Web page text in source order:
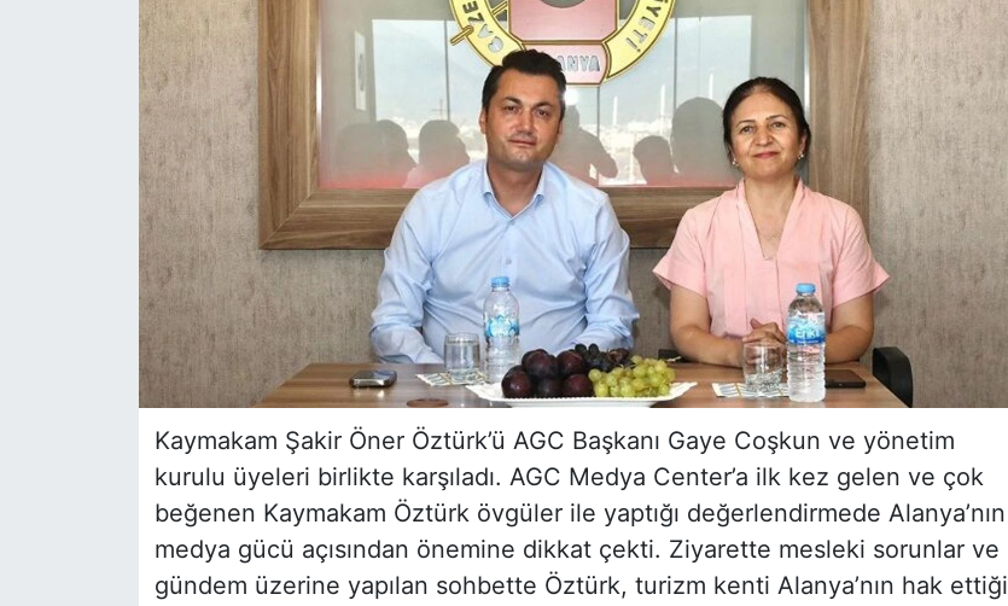
Kaymakam Şakir Öner Öztürk’ü AGC Başkanı Gaye Coşkun ve yönetim
kurulu üyeleri birlikte karşıladı. AGC Medya Center’a ilk kez gelen ve çok
beğenen Kaymakam Öztürk övgüler ile yaptığı değerlendirmede Alanya’nın
medya gücü açısından önemine dikkat çekti. Ziyarette mesleki sorunlar ve
gündem üzerine yapılan sohbette Öztürk, turizm kenti Alanya’nın hak ettiği